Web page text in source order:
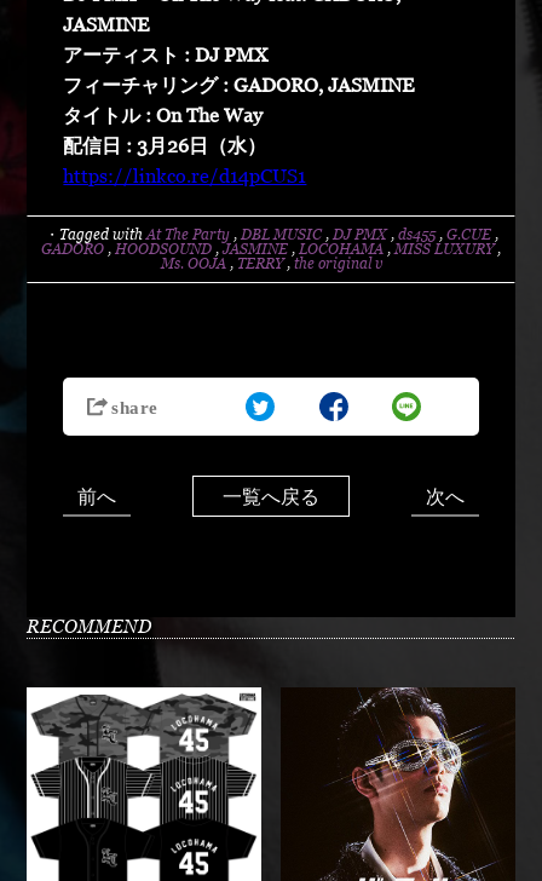
JASMINE
アーティスト : DJ PMX
フィーチャリング : GADORO, JASMINE
タイトル : On The Way
配信日 : 3月26日（水）
https://linkco.re/d14pCUS1
・Tagged with At The Party , DBL MUSIC , DJ PMX , ds455 , G.CUE ,
GADORO , HOODSOUND , JASMINE , LOCOHAMA , MISS LUXURY ,
Ms. OOJA , TERRY , the original v
前へ 一覧へ戻る 次へ
RECOMMEND